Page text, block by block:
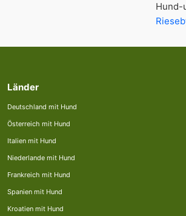
Hund-
Länder
Deutschland mit Hund
Österreich mit Hund
Italien mit Hund
Niederlande mit Hund
Frankreich mit Hund
Spanien mit Hund
Kroatien mit Hund